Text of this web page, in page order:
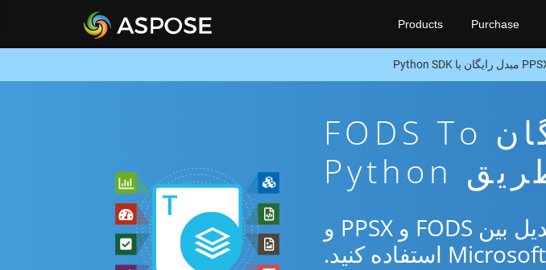
Products Purchase
برنامه تبدیل آنلاین رایگان FODS To
از برنامه رایگان آنلاین یا Python SDK برای تبدیل بین FODS و PPSX و